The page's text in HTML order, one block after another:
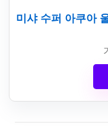
미샤 수퍼 아쿠아